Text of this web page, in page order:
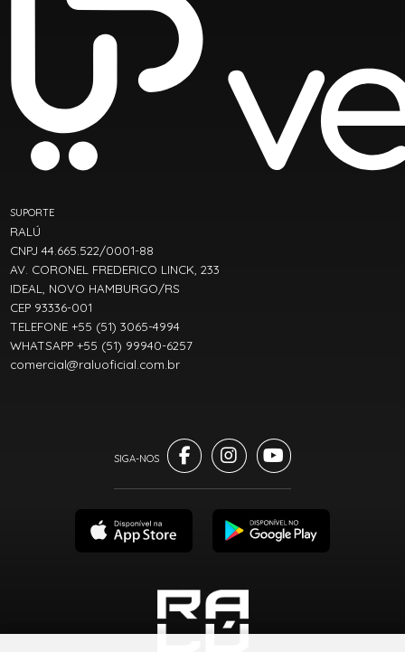
SUPORTE
RALÚ
CNPJ 44.665.522/0001-88
AV. CORONEL FREDERICO LINCK, 233
IDEAL, NOVO HAMBURGO/RS
CEP 93336-001
TELEFONE +55 (51) 3065-4994
WHATSAPP +55 (51) 99940-6257
comercial@raluoficial.com.br